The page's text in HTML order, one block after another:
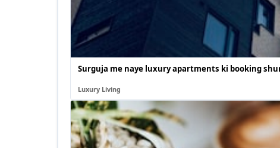
Surguja me naye luxury apartments ki booking
Luxury Living